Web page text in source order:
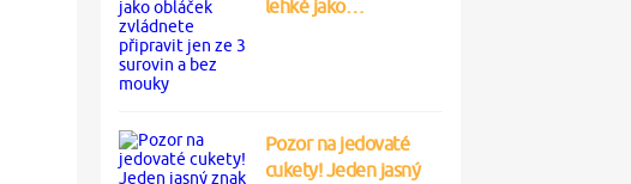
lehké jako…
Pozor na jedovaté
cukety! Jeden jasný